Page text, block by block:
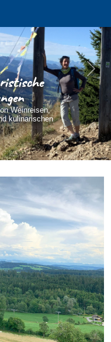
Weinreisen,
kulinarischen
Next